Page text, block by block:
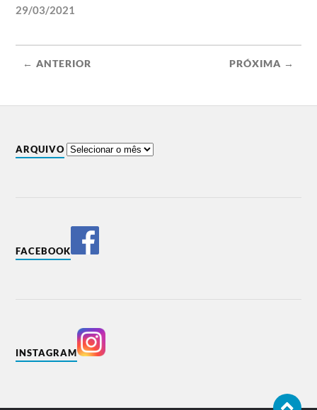
29/03/2021
← ANTERIOR PRÓXIMA →
ARQUIVO
FACEBOOK
INSTAGRAM